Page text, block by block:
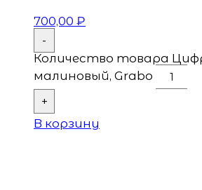
700,00 ₽
-
Количество товара
малиновый, Grabo
+
В корзину